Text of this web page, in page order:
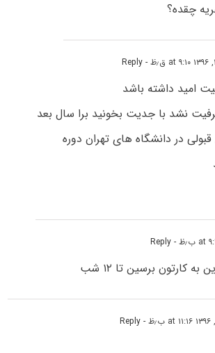
چقده؟
- Reply
امید داشته باشد
نشد با جدیت بخونید برا سال بعد
در دانشگاه های تهران دوره
- Reply
- Reply